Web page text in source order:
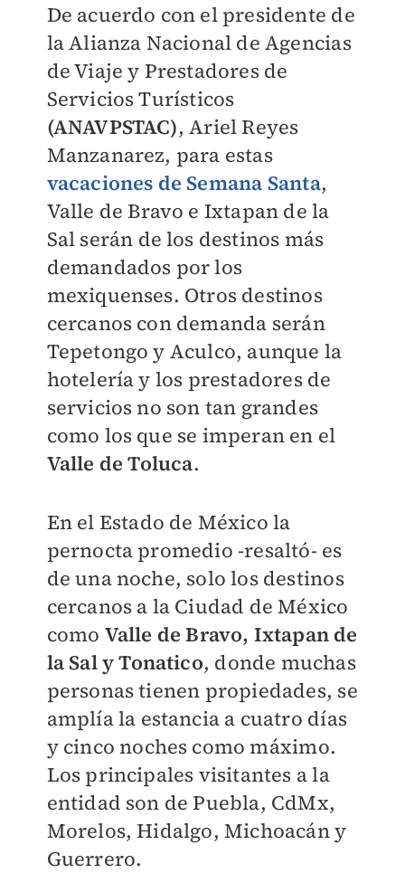
De acuerdo con el presidente de
la Alianza Nacional de Agencias
de Viaje y Prestadores de
Servicios Turísticos
(ANAVPSTAC), Ariel Reyes
Manzanarez, para estas
vacaciones de Semana Santa,
Valle de Bravo e Ixtapan de la
Sal serán de los destinos más
demandados por los
mexiquenses. Otros destinos
cercanos con demanda serán
Tepetongo y Aculco, aunque la
hotelería y los prestadores de
servicios no son tan grandes
como los que se imperan en el
Valle de Toluca.
En el Estado de México la
pernocta promedio -resaltó- es
de una noche, solo los destinos
cercanos a la Ciudad de México
como Valle de Bravo, Ixtapan de
la Sal y Tonatico, donde muchas
personas tienen propiedades, se
amplía la estancia a cuatro días
y cinco noches como máximo.
Los principales visitantes a la
entidad son de Puebla, CdMx,
Morelos, Hidalgo, Michoacán y
Guerrero.